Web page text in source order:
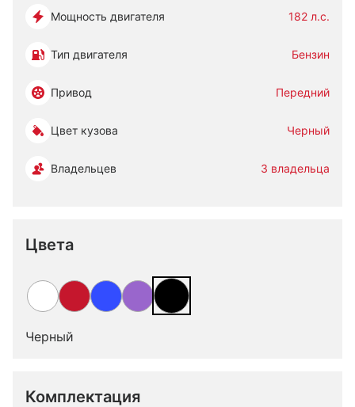
Мощность двигателя 182 л.с.
Тип двигателя Бензин
Привод Передний
Цвет кузова Черный
Владельцев 3 владельца
Цвета
Черный
Комплектация